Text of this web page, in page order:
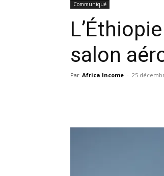
Communiqué
salon
Par Africa Income - 25